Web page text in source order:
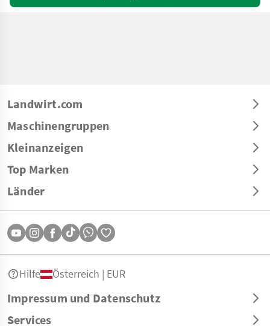
Landwirt.com
Maschinengruppen
Kleinanzeigen
Top Marken
Länder
Impressum und Datenschutz
Services
Hilfe Österreich | EUR